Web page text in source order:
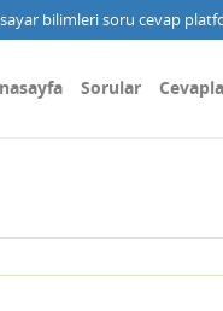
bilimleri soru cevap
Sorular